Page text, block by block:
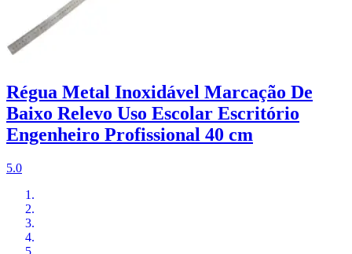
Régua Metal Inoxidável Marcação De
Baixo Relevo Uso Escolar Escritório
Engenheiro Profissional 40 cm
5.0